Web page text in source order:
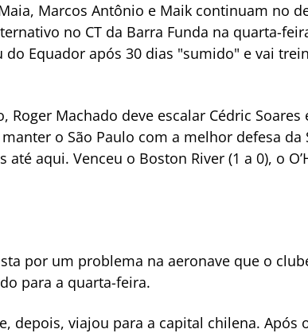
Marcos Antônio e Maik continuam no
no CT da Barra Funda na quarta-
Equador após 30 dias "sumido" e vai
Roger Machado deve escalar Cédric
o São Paulo com a melhor defesa da
aqui. Venceu o Boston River (1 a 0), o
por um problema na aeronave que o
para a quarta-feira.
depois, viajou para a capital chilena. Após